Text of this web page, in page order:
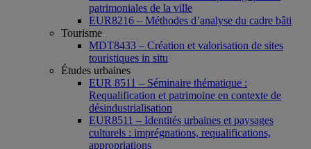
patrimoniales de la ville
EUR8216 – Méthodes d’analyse du cadre bâti
Tourisme
MDT8433 – Création et valorisation de sites
touristiques in situ
Études urbaines
EUR 8511 – Séminaire thématique :
Requalification et patrimoine en contexte de
désindustrialisation
EUR8511 – Identités urbaines et paysages
culturels : imprégnations, requalifications,
appropriations